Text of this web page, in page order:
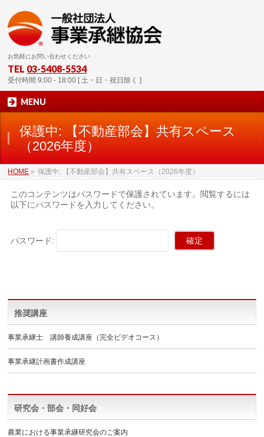
お気軽にお問い合わせください
TEL 03-5408-5534
受付時間 9:00 - 18:00 [ 土・日・祝日除く ]
MENU
保護中: 【不動産部会】共有スペース
（2026年度）
HOME » 保護中: 【不動産部会】共有スペース（2026年度）
このコンテンツはパスワードで保護されています。閲覧するには
以下にパスワードを入力してください。
パスワード:
推奨講座
事業承継士 講師養成講座（完全ビデオコース）
事業承継計画書作成講座
研究会・部会・同好会
農業における事業承継研究会のご案内